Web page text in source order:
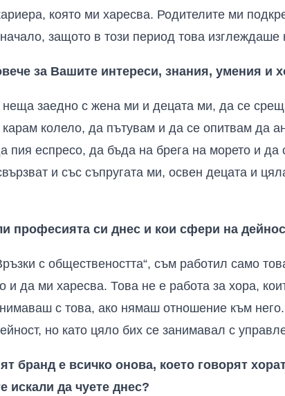
която ми харесва. Родителите ми
защото в този период това изглеждаше
за Вашите интереси, знания, умения и
заедно с жена ми и децата ми, да се
колело, да пътувам и да се опитвам да
пия еспресо, да бъда на брега на морето и
и със съпругата ми, освен децата и
професията си днес и кои сфери на
с обществеността“, съм работил само
и да ми харесва. Това не е работа за хора,
с това, ако нямаш отношение към
но като цяло бих се занимавал с
бранд е всичко онова, което говорят
искали да чуете днес?